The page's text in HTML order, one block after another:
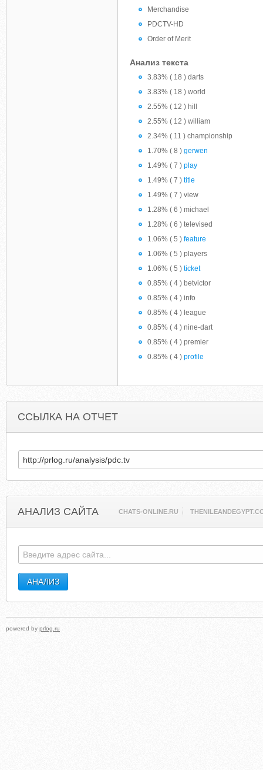
Merchandise
PDCTV-HD
Order of Merit
Анализ текста
3.83% ( 18 ) darts
3.83% ( 18 ) world
2.55% ( 12 ) hill
2.55% ( 12 ) william
2.34% ( 11 ) championship
1.70% ( 8 ) gerwen
1.49% ( 7 ) play
1.49% ( 7 ) title
1.49% ( 7 ) view
1.28% ( 6 ) michael
1.28% ( 6 ) televised
1.06% ( 5 ) feature
1.06% ( 5 ) players
1.06% ( 5 ) ticket
0.85% ( 4 ) betvictor
0.85% ( 4 ) info
0.85% ( 4 ) league
0.85% ( 4 ) nine-dart
0.85% ( 4 ) premier
0.85% ( 4 ) profile
ССЫЛКА НА ОТЧЕТ
АНАЛИЗ САЙТА CHATS-ONLINE.RU
powered by prlog.ru